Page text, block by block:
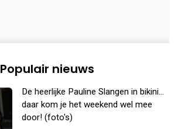
Populair nieuws
De heerlijke Pauline Slangen in bikini...
daar kom je het weekend wel mee
door! (foto's)